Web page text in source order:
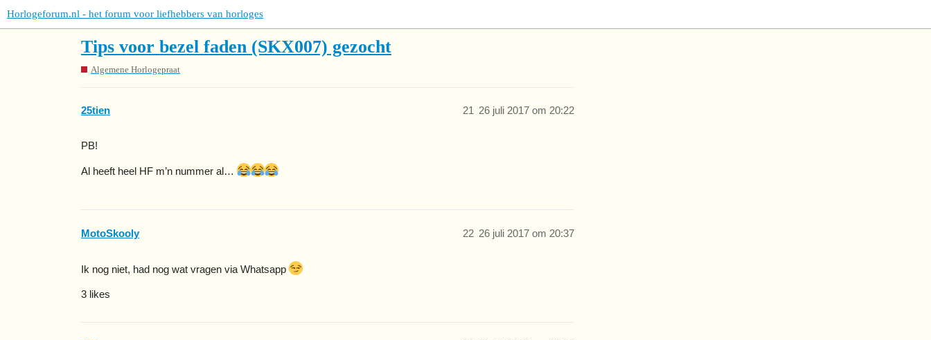
Horlogeforum.nl - het forum voor liefhebbers van horloges
Tips voor bezel faden (SKX007) gezocht
Algemene Horlogepraat
25tien 26 juli 2017 om 20:22
21
PB!
Al heeft heel HF m’n nummer al…
MotoSkooly 26 juli 2017 om 20:37
22
Ik nog niet, had nog wat vragen via Whatsapp
3 likes